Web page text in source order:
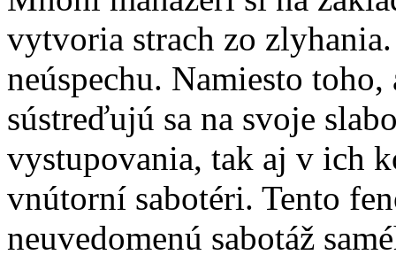
vytvoria strach zo
neúspechu. Namiesto
sústreďujú sa na svoje
vystupovania, tak aj v ich
vnútorní sabotéri. Tento
neuvedomenú sabotáž